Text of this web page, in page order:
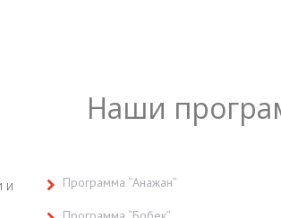
и
Наши
Программа “Анажан”